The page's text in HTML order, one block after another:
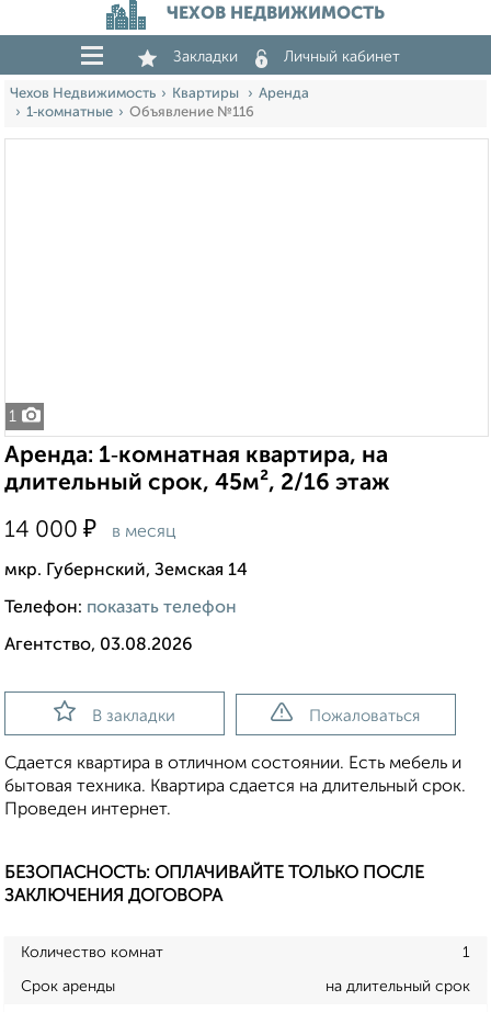
ЧЕХОВ НЕДВИЖИМОСТЬ
Закладки Личный кабинет
Чехов Недвижимость Квартиры
Аренда
1‑комнатные
Объявление №116
1
Аренда: 1‑комнатная квартира, на
длительный срок, 45м², 2/16 этаж
14 000 ₽ в месяц
мкр. Губернский, Земская 14
Телефон: показать телефон
Агентство, 03.08.2026
В закладки Пожаловаться
Сдается квартира в отличном состоянии. Есть мебель и
бытовая техника. Квартира сдается на длительный срок.
Проведен интернет.
БЕЗОПАСНОСТЬ: ОПЛАЧИВАЙТЕ ТОЛЬКО ПОСЛЕ
ЗАКЛЮЧЕНИЯ ДОГОВОРА
Количество комнат 1
Срок аренды на длительный срок